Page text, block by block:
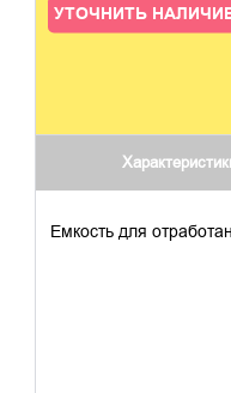
УТОЧНИТЬ
Емкость для